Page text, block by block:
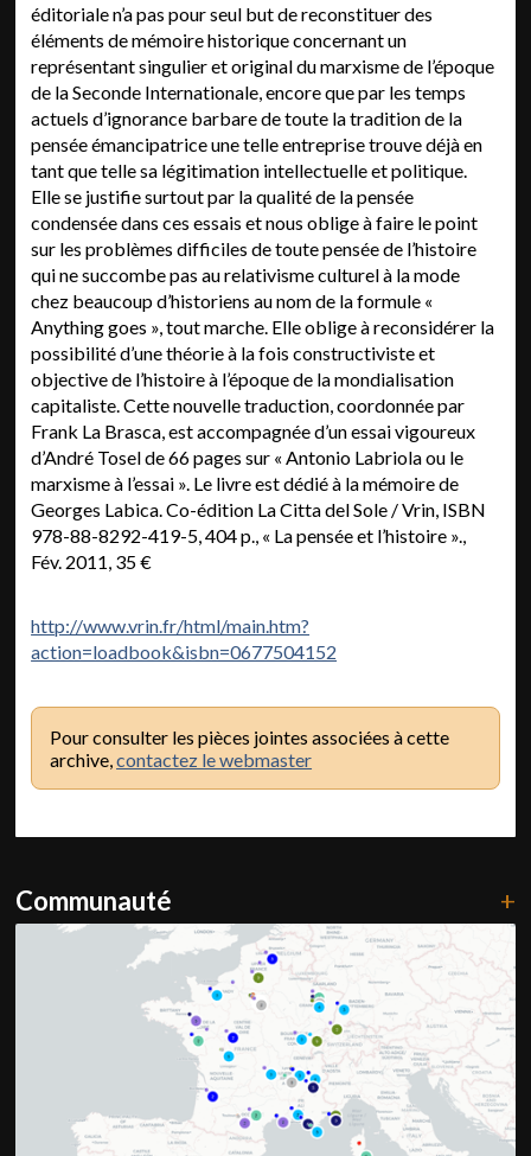
éditoriale n’a pas pour seul but de reconstituer des
éléments de mémoire historique concernant un
représentant singulier et original du marxisme de l’époque
de la Seconde Internationale, encore que par les temps
actuels d’ignorance barbare de toute la tradition de la
pensée émancipatrice une telle entreprise trouve déjà en
tant que telle sa légitimation intellectuelle et politique.
Elle se justifie surtout par la qualité de la pensée
condensée dans ces essais et nous oblige à faire le point
sur les problèmes difficiles de toute pensée de l’histoire
qui ne succombe pas au relativisme culturel à la mode
chez beaucoup d’historiens au nom de la formule «
Anything goes », tout marche. Elle oblige à reconsidérer la
possibilité d’une théorie à la fois constructiviste et
objective de l’histoire à l’époque de la mondialisation
capitaliste. Cette nouvelle traduction, coordonnée par
Frank La Brasca, est accompagnée d’un essai vigoureux
d’André Tosel de 66 pages sur « Antonio Labriola ou le
marxisme à l’essai ». Le livre est dédié à la mémoire de
Georges Labica. Co-édition La Citta del Sole / Vrin, ISBN
978-88-8292-419-5, 404 p., « La pensée et l’histoire ».,
Fév. 2011, 35 €
http://www.vrin.fr/html/main.htm?
action=loadbook&isbn=0677504152
Pour consulter les pièces jointes associées à cette
archive,contactez le webmaster
Communauté +